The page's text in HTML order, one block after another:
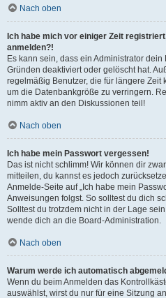
Nach oben
Ich habe mich vor einiger Zeit
anmelden?!
Es kann sein, dass ein Administrator
Gründen deaktiviert oder gelöscht hat.
regelmäßig Benutzer, die für längere
um die Datenbankgröße zu verringern.
nimm aktiv an den Diskussionen teil!
Nach oben
Ich habe mein Passwort vergessen!
Das ist nicht schlimm! Wir können dir
mitteilen, du kannst es jedoch
Anmelde-Seite auf „Ich habe mein
Anweisungen folgst. So solltest du dich
Solltest du trotzdem nicht in der Lage
wende dich an die Board-Administration.
Nach oben
Warum werde ich automatisch
Wenn du beim Anmelden das
auswählst, wirst du nur für eine Sitzung